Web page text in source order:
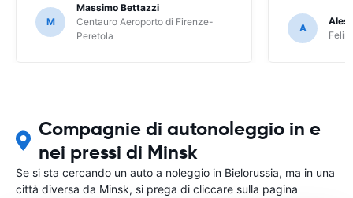
M
Massimo Bettazzi
Centauro Aeroporto di Firenze-
Peretola
A
Compagnie di autonoleggio in e
nei pressi di Minsk
Se si sta cercando un auto a noleggio in Bielorussia, ma in una
città diversa da Minsk, si prega di cliccare sulla pagina